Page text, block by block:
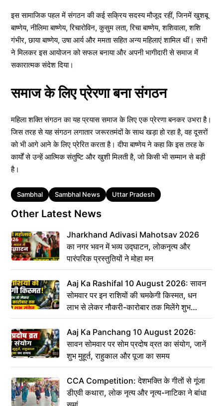
इस सामाजिक पहल में संगठन की कई सक्रिय सदस्य मौजूद रहीं, जिनमें खुशबू
बाष्णेय, नीलिमा बाष्णेय, रिचारोविन, कुसुम लता, रिचा बाष्णेय, शशिवाला, शशि
गंभीर, छाया बाष्णेय, उषा आर्य और ममता सहित अन्य महिलाएं शामिल थीं। सभी
ने मिलकर इस आयोजन को सफल बनाया और अपनी भागीदारी से समाज में
सकारात्मक संदेश दिया।
समाज के लिए प्रेरणा बना संगठन
महिला शक्ति संगठन का यह प्रयास समाज के लिए एक प्रेरणा बनकर उभरा है।
जिस तरह से यह संगठन लगातार जरूरतमंदों के साथ खड़ा हो रहा है, वह दूसरों
को भी आगे आने के लिए प्रेरित करता है। दीपा बाष्णेय ने कहा कि इस तरह के
कार्यों से उन्हें आत्मिक संतुष्टि और खुशी मिलती है, जो किसी भी सम्मान से बड़ी
है।
Tags
Sambhal Sambhal News Uttar Pradesh
Other Latest News
Jharkhand Adivasi Mahotsav 2026
का नगर भवन में भव्य उद्घाटन, लोकनृत्य और
पारंपरिक प्रस्तुतियों ने मोहा मन
Aaj Ka Rashifal 10 August 2026: सावन
सोमवार पर इन राशियों की चमकेगी किस्मत, धन
लाभ से लेकर नौकरी-कारोबार तक मिलेंगे शुभ
संकेत
Aaj Ka Panchang 10 August 2026:
सावन सोमवार पर सोम प्रदोष व्रत का संयोग, जानें
शुभ मुहूर्त, राहुकाल और पूजा का समय
CCA Competition: देशभक्ति के गीतों से गूंजा
डीएवी कथारा, लोक नृत्य और नृत्य-नाटिका ने बांधा